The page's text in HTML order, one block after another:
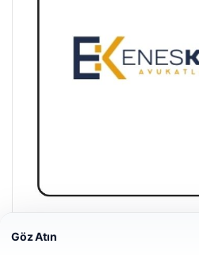
Enes Kaplan Avukatlık Bürosu
Göz Atın